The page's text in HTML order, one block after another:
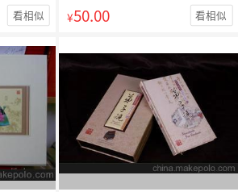
看相似 ¥50.00 看相似